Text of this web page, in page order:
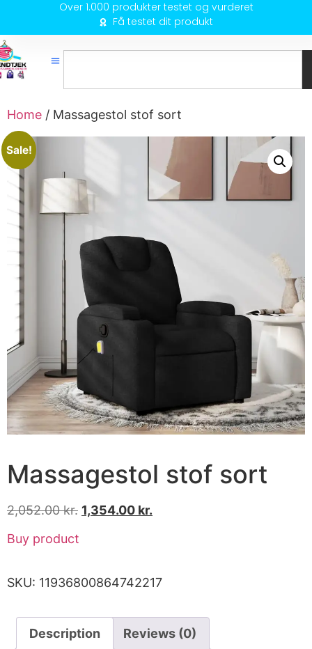
Over 1.000 produkter testet og vurderet
Få testet dit produkt
Home / Massagestol stof sort
Sale!
Massagestol stof sort
2,052.00kr. 1,354.00 kr.
Buy product
SKU: 11936800864742217
Description Reviews (0)